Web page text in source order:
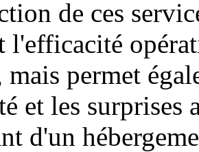
de ces
l'efficacité
permet
et les surprises
d'un